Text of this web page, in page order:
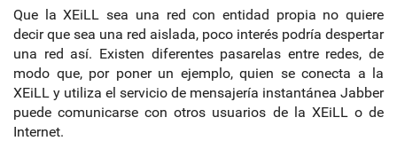
Que la XEiLL sea una red con entidad propia no quiere
decir que sea una red aislada, poco interés podría despertar
una red así. Existen diferentes pasarelas entre redes, de
modo que, por poner un ejemplo, quien se conecta a la
XEiLL y utiliza el servicio de mensajería instantánea Jabber
puede comunicarse con otros usuarios de la XEiLL o de
Internet.